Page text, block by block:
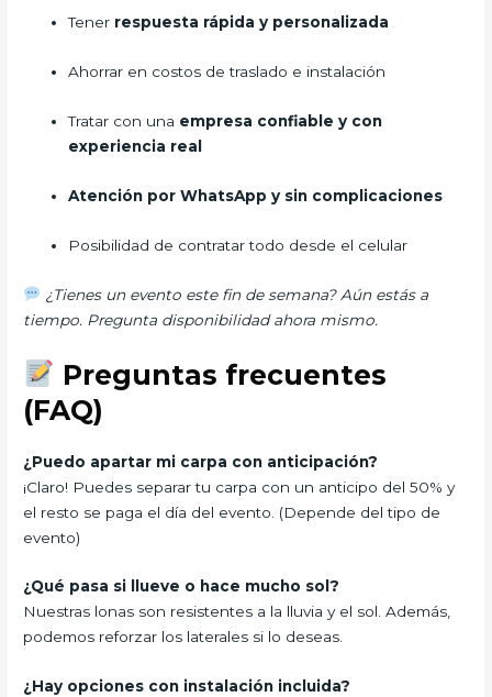
Tener respuesta rápida y personalizada
Ahorrar en costos de traslado e instalación
Tratar con una empresa confiable y con
experiencia real
Atención por WhatsApp y sin complicaciones
Posibilidad de contratar todo desde el celular
¿Tienes un evento este fin de semana? Aún estás a
tiempo. Pregunta disponibilidad ahora mismo.
Preguntas frecuentes
(FAQ)
¿Puedo apartar mi carpa con anticipación?
¡Claro! Puedes separar tu carpa con un anticipo del 50% y
el resto se paga el día del evento. (Depende del tipo de
evento)
¿Qué pasa si llueve o hace mucho sol?
Nuestras lonas son resistentes a la lluvia y el sol. Además,
podemos reforzar los laterales si lo deseas.
¿Hay opciones con instalación incluida?